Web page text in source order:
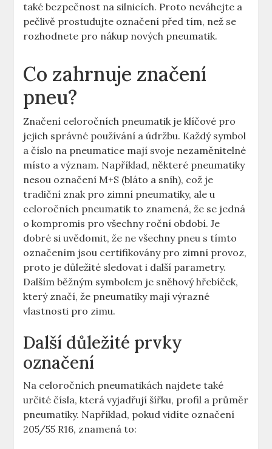
také bezpečnost na silnicích. Proto neváhejte a
pečlivě prostudujte označení před tím, než se
rozhodnete pro nákup nových pneumatik.
Co zahrnuje značení
pneu?
Značení celoročních pneumatik je klíčové pro
jejich správné používání a údržbu. Každý symbol
a číslo na pneumatice mají svoje nezaměnitelné
místo a význam. Například, některé pneumatiky
nesou označení M+S (bláto a sníh), což je
tradiční znak pro zimní pneumatiky, ale u
celoročních pneumatik to znamená, že se jedná
o kompromis pro všechny roční období. Je
dobré si uvědomit, že ne všechny pneu s tímto
označením jsou certifikovány pro zimní provoz,
proto je důležité sledovat i další parametry.
Dalším běžným symbolem je sněhový hřebíček,
který značí, že pneumatiky mají výrazné
vlastnosti pro zimu.
Další důležité prvky
označení
Na celoročních pneumatikách najdete také
určité čísla, která vyjadřují šířku, profil a průměr
pneumatiky. Například, pokud vidíte označení
205/55 R16, znamená to: